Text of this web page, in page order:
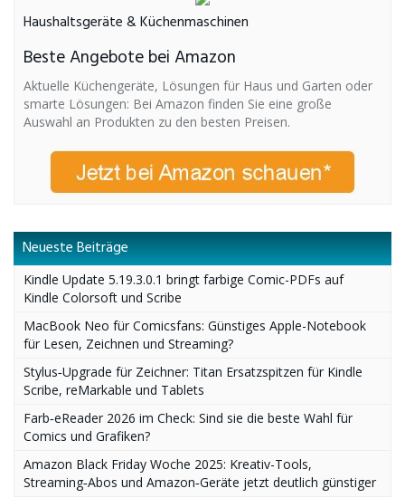
Haushaltsgeräte & Küchenmaschinen
Beste Angebote bei Amazon
Aktuelle Küchengeräte, Lösungen für Haus und Garten oder
smarte Lösungen: Bei Amazon finden Sie eine große
Auswahl an Produkten zu den besten Preisen.
Neueste Beiträge
Kindle Update 5.19.3.0.1 bringt farbige Comic-PDFs auf
Kindle Colorsoft und Scribe
MacBook Neo für Comicsfans: Günstiges Apple-Notebook
für Lesen, Zeichnen und Streaming?
Stylus‑Upgrade für Zeichner: Titan Ersatzspitzen für Kindle
Scribe, reMarkable und Tablets
Farb‑eReader 2026 im Check: Sind sie die beste Wahl für
Comics und Grafiken?
Amazon Black Friday Woche 2025: Kreativ-Tools,
Streaming‑Abos und Amazon‑Geräte jetzt deutlich günstiger